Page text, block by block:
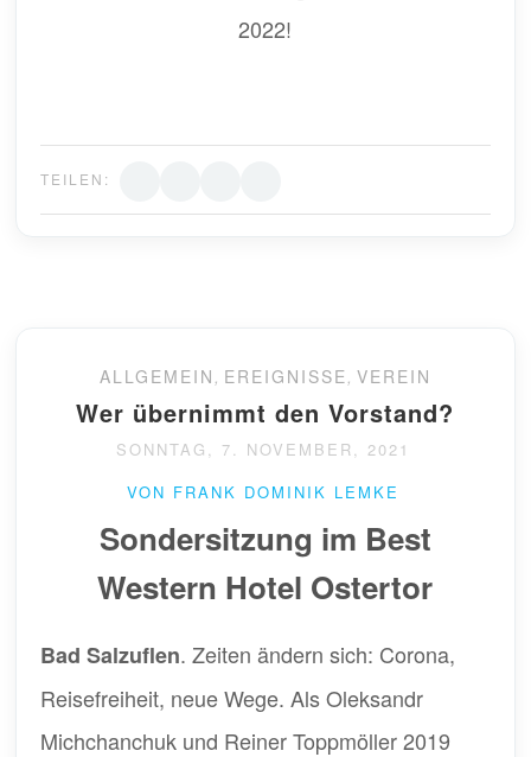
2022!
TEILEN:
ALLGEMEIN , EREIGNISSE, VEREIN
Wer übernimmt den Vorstand?
SONNTAG, 7. NOVEMBER, 2021
VON FRANK DOMINIK LEMKE
Sondersitzung im Best
Western Hotel Ostertor
Bad Salzuflen. Zeiten ändern sich: Corona,
Reisefreiheit, neue Wege. Als Oleksandr
Michchanchuk und Reiner Toppmöller 2019